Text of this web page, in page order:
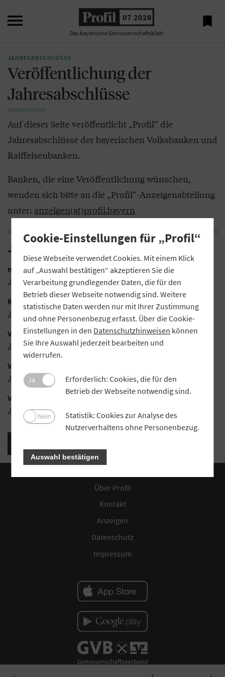
 07 2026
Das bayerische Genossenschaftsblatt

JAHRESABSCHLÜSSE
Veröffentlichung der
Jahresabschlüsse
Auf dieser Seite veröffentlicht „Profil“ die
Jahresabschlüsse der bayerischen Volksbanken und
Raiffeisenbanken.
Banken, die eine Veröffentlichung wünschen,
wenden sich bitte an die „Profil“-Anzeigenabteilung
unter: anzeigen(at)profil.bayern
Jahresabschlüsse Juli-Ausgabe
meine Volksbank Raiffeisenbank eG
Jahresabschluss (PDF)
Raiffeisenbank Bechhofen eG
Jahresabschluss (PDF)
Volksbank Zwickau eG
Jahresabschluss (PDF)
VR Bank Starnberg-Zugspitze eG
Jahresabschluss (PDF)
VR-Bank Rottal-Inn eG
Jahresabschluss (PDF)
Über Profil
Kontakt
Anzeigen
Datenschutz
Impressum
Cookie-Einstellungen für „Profil“
Diese Webseite verwendet Cookies. Mit einem Klick
auf „Auswahl bestätigen“ akzeptieren Sie die
Verarbeitung grundlegender Daten, die für den
Betrieb dieser Webseite notwendig sind. Weitere
statistische Daten werden nur mit Ihrer Zustimmung
und ohne Personenbezug erfasst. Über die Cookie-
Einstellungen in den Datenschutzhinweisen können
Sie Ihre Auswahl jederzeit bearbeiten und
widerrufen.
Ja
Erforderlich: Cookies, die für den
Betrieb der Webseite notwendig sind.
Nein
Statistik: Cookies zur Analyse des
Nutzerverhaltens ohne Personenbezug.
Auswahl bestätigen